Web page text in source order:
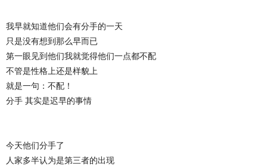
我早就知道他们会有分手的一天
只是没有想到那么早而已
第一眼见到他们我就觉得他们一点都不配
不管是性格上还是样貌上
就是一句：不配！
分手 其实是迟早的事情
今天他们分手了
人家多半认为是第三者的出现